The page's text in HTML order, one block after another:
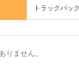
トラックバッ
りません。